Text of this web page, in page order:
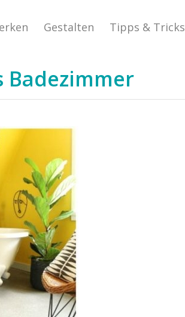
Gestalten Tipps & Tricks
Badezimmer